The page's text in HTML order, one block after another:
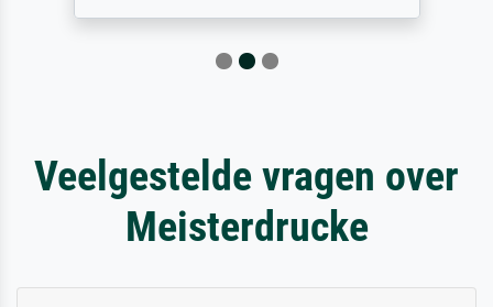
Veelgestelde vragen over
Meisterdrucke